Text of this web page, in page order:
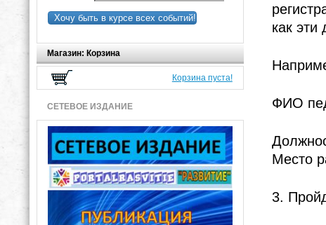
Хочу быть в курсе всех событий!
Магазин: Корзина
Корзина пуста!
СЕТЕВОЕ ИЗДАНИЕ
как
ФИО
Место
3.